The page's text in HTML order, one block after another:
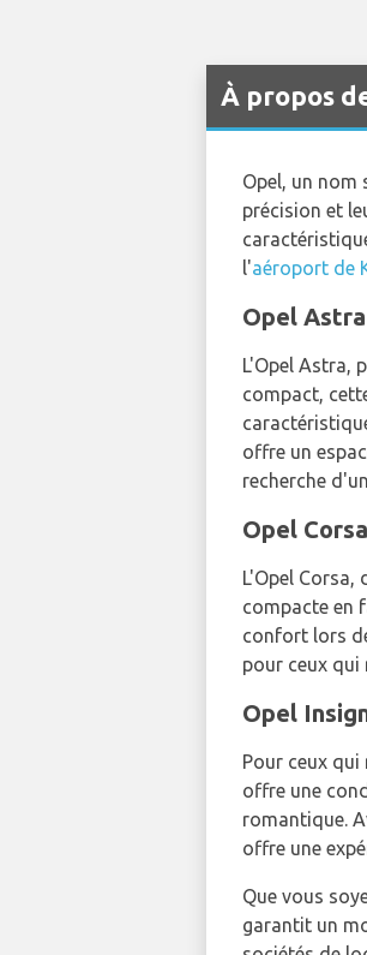
À propos
Opel, un nom
précision et
l'aéroport de
Opel
L'Opel Astra,
compact,
offre un
recherche
Opel
L'Opel Corsa,
compacte en
confort lors
pour ceux qui
Opel
Pour ceux
offre une
romantique.
offre une
Que vous
garantit un